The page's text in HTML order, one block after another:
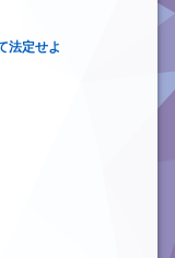
法定せよ